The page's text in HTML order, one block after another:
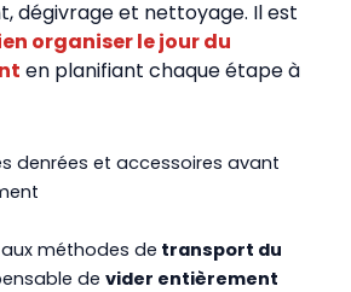
dégivrage et nettoyage. Il est
organiser le jour du
en planifiant chaque étape à
denrées et accessoires avant
méthodes de transport du
de vider entièrement